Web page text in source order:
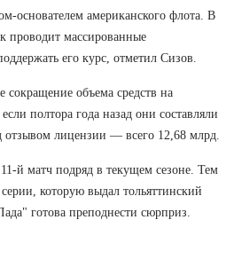
основателем американского флота. В
проводит массированные
его курс, отметил Сизов.
сокращение объема средств на
полтора года назад они составляли
отзывом лицензии — всего 12,68 млрд.
й матч подряд в текущем сезоне. Тем
которую выдал тольяттинский
готова преподнести сюрприз.